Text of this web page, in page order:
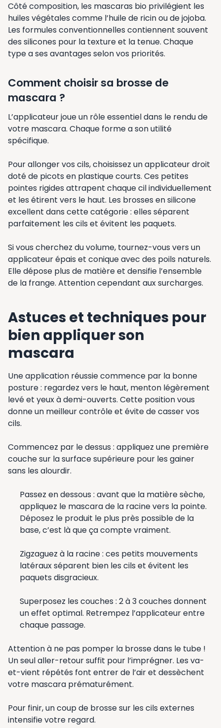
Côté composition, les mascaras bio privilégient les
huiles végétales comme l’huile de ricin ou de jojoba.
Les formules conventionnelles contiennent souvent
des silicones pour la texture et la tenue. Chaque
type a ses avantages selon vos priorités.
Comment choisir sa brosse de
mascara ?
L’applicateur joue un rôle essentiel dans le rendu de
votre mascara. Chaque forme a son utilité
spécifique.
Pour allonger vos cils, choisissez un applicateur droit
doté de picots en plastique courts. Ces petites
pointes rigides attrapent chaque cil individuellement
et les étirent vers le haut. Les brosses en silicone
excellent dans cette catégorie : elles séparent
parfaitement les cils et évitent les paquets.
Si vous cherchez du volume, tournez-vous vers un
applicateur épais et conique avec des poils naturels.
Elle dépose plus de matière et densifie l’ensemble
de la frange. Attention cependant aux surcharges.
Astuces et techniques pour
bien appliquer son
mascara
Une application réussie commence par la bonne
posture : regardez vers le haut, menton légèrement
levé et yeux à demi-ouverts. Cette position vous
donne un meilleur contrôle et évite de casser vos
cils.
Commencez par le dessus : appliquez une première
couche sur la surface supérieure pour les gainer
sans les alourdir.
Passez en dessous : avant que la matière sèche,
appliquez le mascara de la racine vers la pointe.
Déposez le produit le plus près possible de la
base, c’est là que ça compte vraiment.
Zigzaguez à la racine : ces petits mouvements
latéraux séparent bien les cils et évitent les
paquets disgracieux.
Superposez les couches : 2 à 3 couches donnent
un effet optimal. Retrempez l’applicateur entre
chaque passage.
Attention à ne pas pomper la brosse dans le tube !
Un seul aller-retour suffit pour l’imprégner. Les va-
et-vient répétés font entrer de l’air et dessèchent
votre mascara prématurément.
Pour finir, un coup de brosse sur les cils externes
intensifie votre regard.